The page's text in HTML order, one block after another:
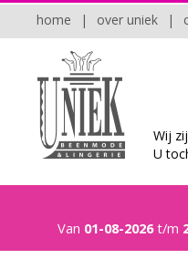
|
over uniek
|
home
Wij
U
Van 01-08-2026t/m